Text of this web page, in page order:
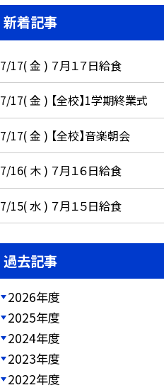
新着記事
7/17( 金 ) ７月１７日給食
7/17( 金 ) 【全校】1学期終業式
7/17( 金 ) 【全校】音楽朝会
7/16( 木 ) ７月１６日給食
7/15( 水 ) ７月１５日給食
過去記事
2026年度
2025年度
2024年度
2023年度
2022年度